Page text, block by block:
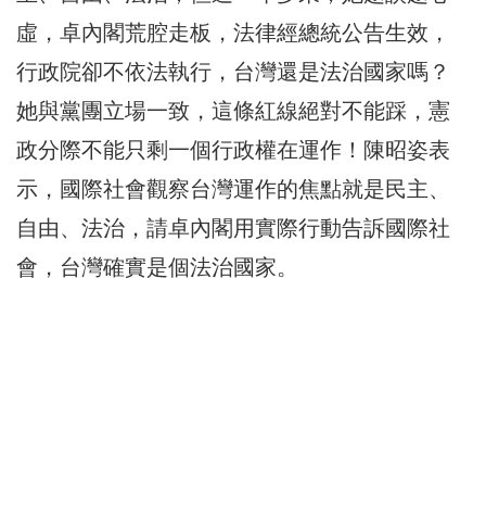
虛，卓內閣荒腔走板，法律經總統公告生效，
行政院卻不依法執行，台灣還是法治國家嗎？
她與黨團立場一致，這條紅線絕對不能踩，憲
政分際不能只剩一個行政權在運作！陳昭姿表
示，國際社會觀察台灣運作的焦點就是民主、
自由、法治，請卓內閣用實際行動告訴國際社
會，台灣確實是個法治國家。